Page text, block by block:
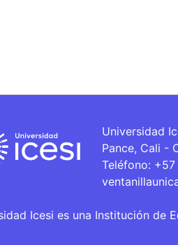
Universidad
Pance, Cali -
Teléfono:
Icesi es una Institución de